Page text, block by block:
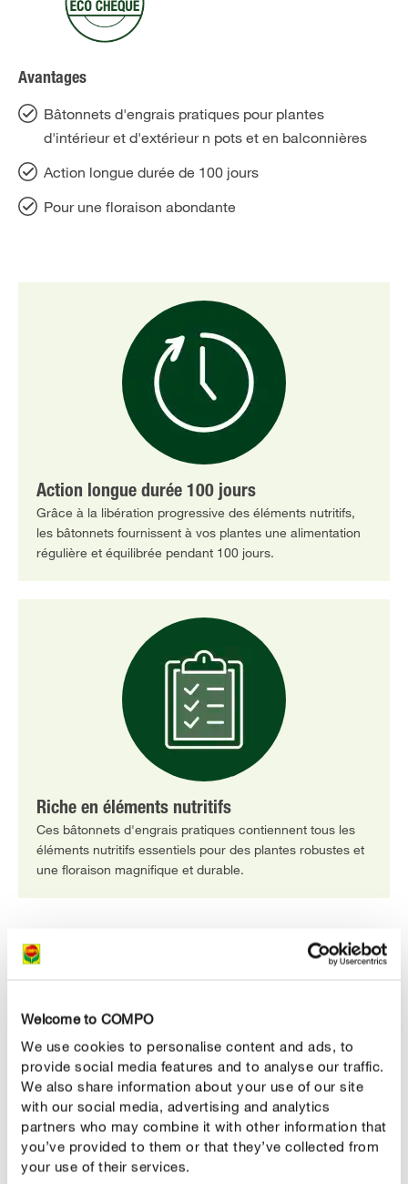
Welcome to COMPO
We use cookies to personalise content and ads, to
provide social media features and to analyse our traffic.
We also share information about your use of our site
with our social media, advertising and analytics
partners who may combine it with other information that
you’ve provided to them or that they’ve collected from
your use of their services.
Avantages
Bâtonnets d'engrais pratiques pour plantes
d'intérieur et d'extérieur n pots et en balconnières
Action longue durée de 100 jours
Pour une floraison abondante
Action longue durée 100 jours
Grâce à la libération progressive des éléments nutritifs,
les bâtonnets fournissent à vos plantes une alimentation
régulière et équilibrée pendant 100 jours.
Riche en éléments nutritifs
Ces bâtonnets d'engrais pratiques contiennent tous les
éléments nutritifs essentiels pour des plantes robustes et
une floraison magnifique et durable.
DESCRIPTION DU PRODUIT
UTILISATION
DÉTAILS TECHNIQUES
DES QUESTIONS ? DEMANDEZ-NOUS !